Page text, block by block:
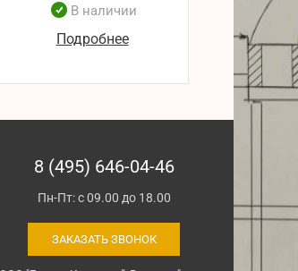
В наличии
Подробнее
В
8 (495) 646-04-46
Пн-Пт: с 09.00 до 18.00
ЗАКАЗАТЬ ЗВОНОК